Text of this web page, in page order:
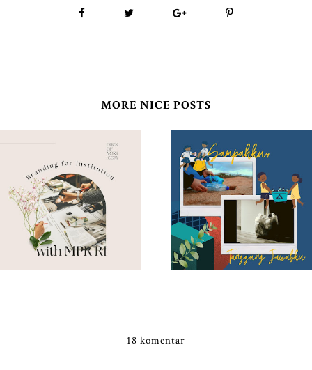
MORE NICE POSTS
18 komentar